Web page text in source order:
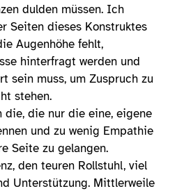
dulden müssen. Ich
Seiten dieses Konstruktes
Augenhöhe fehlt,
hinterfragt werden und
sein muss, um Zuspruch zu
stehen.
die, die nur die eine, eigene
und zu wenig Empathie
Seite zu gelangen.
den teuren Rollstuhl, viel
Unterstützung. Mittlerweile